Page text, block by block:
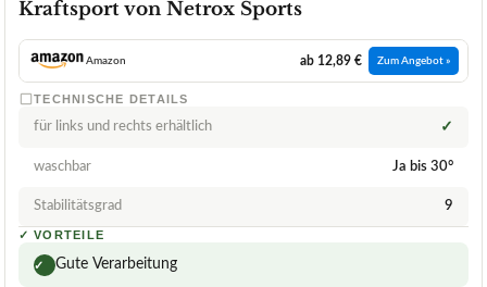
Kraftsport von Netrox Sports
Amazon ab 12,89 € Zum Angebot »
TECHNISCHE DETAILS
für links und rechts erhältlich ✓
waschbar Ja bis 30°
Stabilitätsgrad 9
✓ VORTEILE
✓ Gute Verarbeitung